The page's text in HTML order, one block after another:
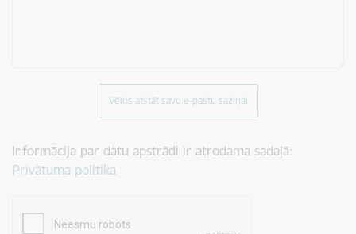
Vēlos atstāt savu e-pastu saziņai
Informācija par datu apstrādi ir atrodama sadaļā:
Privātuma politika